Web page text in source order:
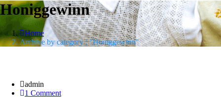
Honiggewinn
Home
Archive by category : "Honiggewinn"
admin
1 Comment